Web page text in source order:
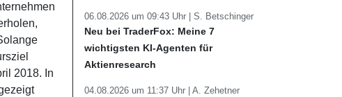
2018. In
06.08.2026 um 09:43 Uhr | S. Betschinger
Neu bei TraderFox: Meine 7
wichtigsten KI-Agenten für
Aktienresearch
04.08.2026 um 11:37 Uhr | A. Zehetner